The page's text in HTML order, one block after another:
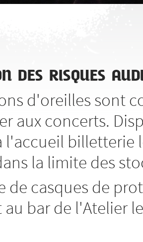
des risques
d'oreilles sont
aux concerts.
l'accueil billetterie
la limite des
de casques de
bar de l'Atelier